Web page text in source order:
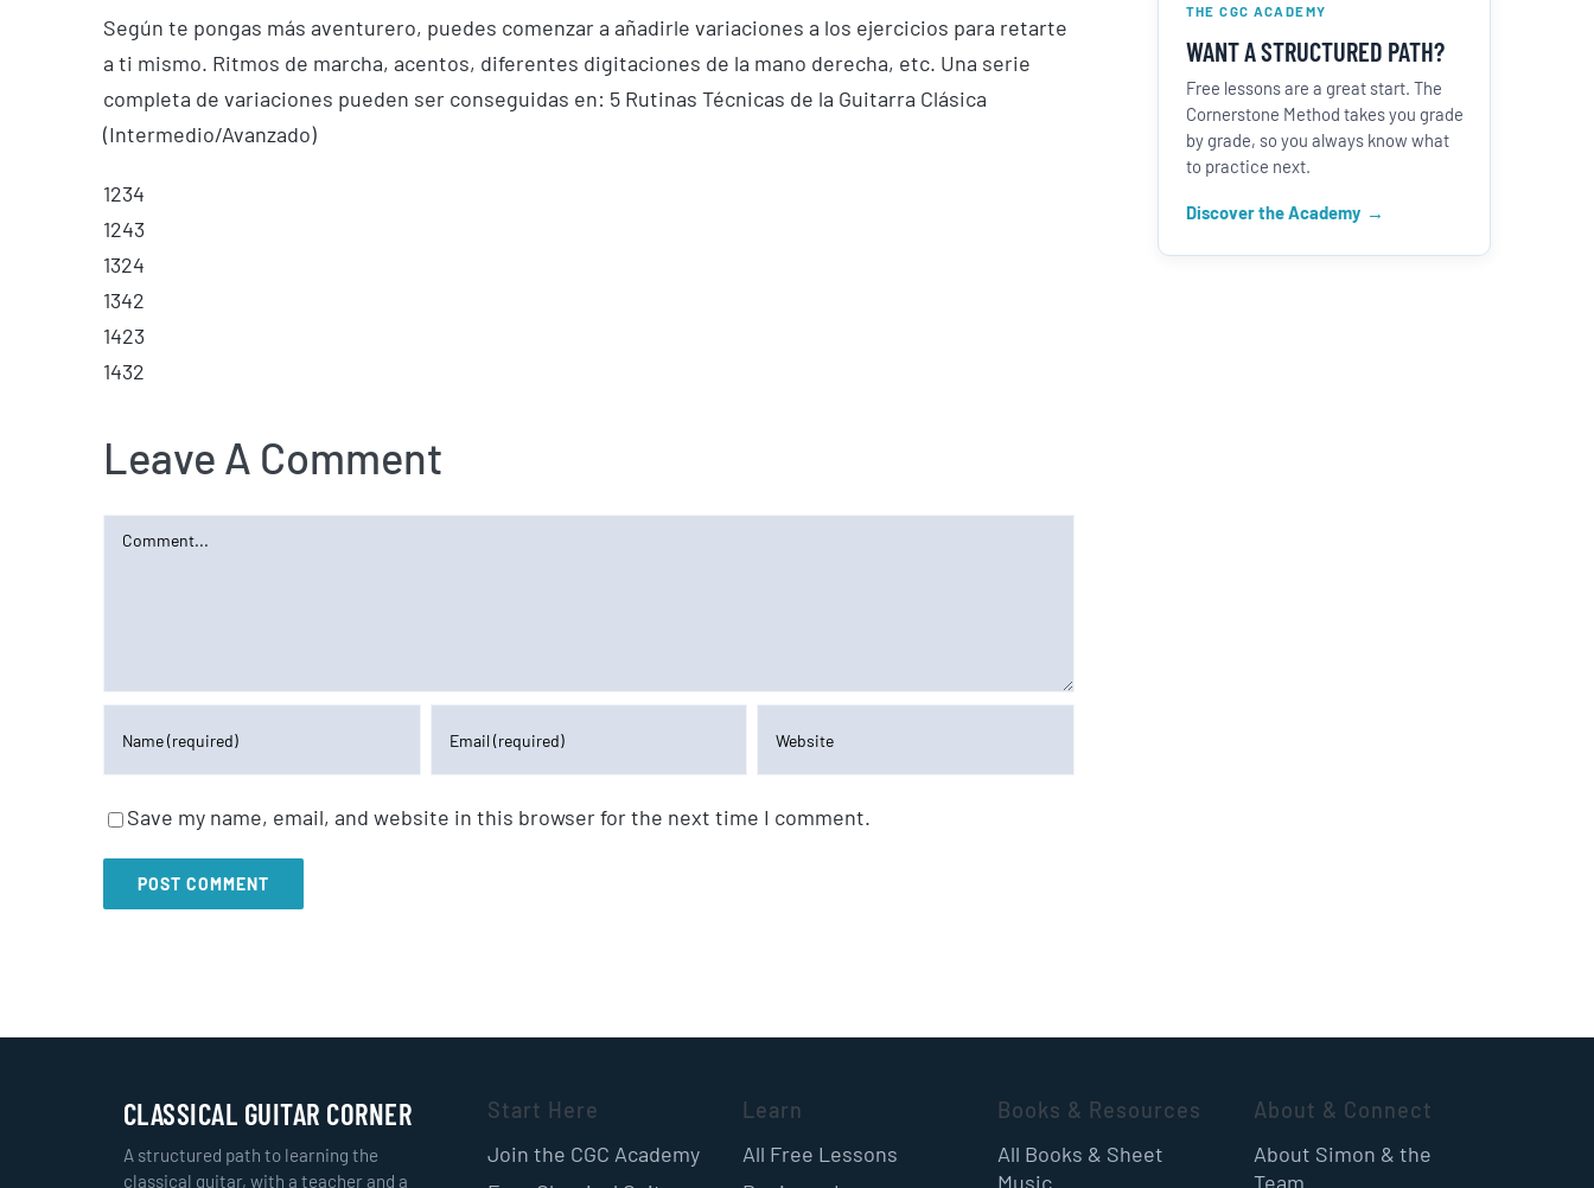
Según te pongas más aventurero, puedes comenzar a añadirle variaciones a los ejercicios para retarte
a ti mismo. Ritmos de marcha, acentos, diferentes digitaciones de la mano derecha, etc. Una serie
completa de variaciones pueden ser conseguidas en: 5 Rutinas Técnicas de la Guitarra Clásica
(Intermedio/Avanzado)
1234
1243
1324
1342
1423
1432
Leave A Comment
Comment
Save my name, email, and website in this browser for the next time I comment.
THE CGC ACADEMY
WANT A STRUCTURED PATH?
Free lessons are a great start. The
Cornerstone Method takes you grade
by grade, so you always know what
to practice next.
Discover the Academy
CLASSICAL GUITAR CORNER
A structured path to learning the
classical guitar, with a teacher and a
Start Here
Join the CGC Academy
Learn
All Free Lessons
Books & Resources
All Books & Sheet
Music
About & Connect
About Simon & the
Team